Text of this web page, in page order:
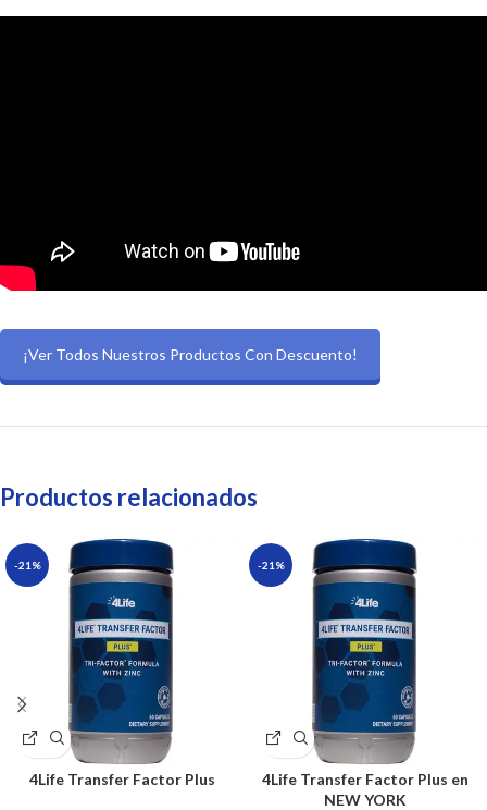
¡Ver Todos Nuestros Productos Con Descuento!
Productos relacionados
-21%
4Life Transfer Factor Plus
-21%
4Life Transfer Factor Plus en
NEW YORK